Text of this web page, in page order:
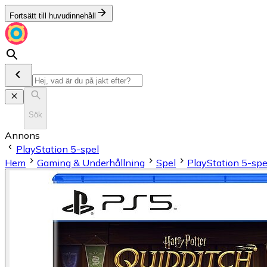
Fortsätt till huvudinnehåll
Sök
Annons
PlayStation 5-spel
Hem
Gaming & Underhållning Spel PlayStation 5-